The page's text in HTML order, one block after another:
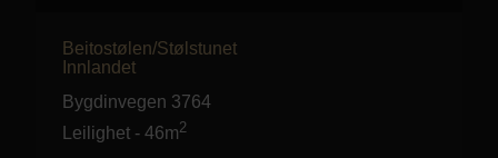
Beitostølen/Stølstunet
Innlandet
Bygdinvegen 3764
Leilighet - 46m2